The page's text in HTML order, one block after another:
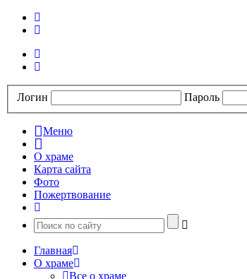
Логин Пароль
Меню
О храме
Карта сайта
Фото
Пожертвование
Главная
О храме
Все о храме